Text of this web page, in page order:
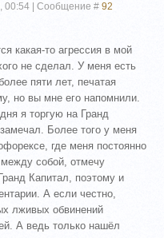
00:54 | Сообщение # 92
какая-то агрессия в мой
не сделал. У меня есть
пяти лет, печатая
но вы мне его напомнили.
я торгую на Гранд
Более того у меня
где меня постоянно
собой, отмечу
Капитал, поэтому и
А если честно,
лживых обвинений
А ведь только нашёл